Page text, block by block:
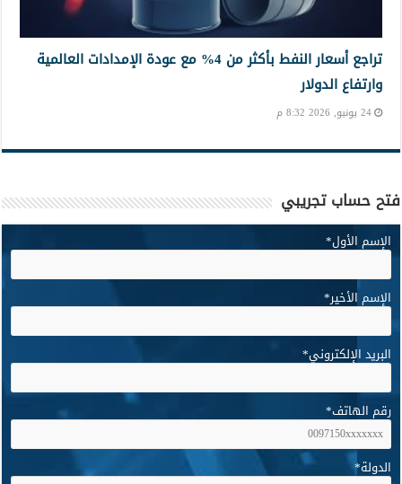
تراجع أسعار النفط بأكثر من 4% مع عودة الإمدادات العالمية
وارتفاع الدولار
24 يونيو, 2026 8:32 م
فتح حساب تجريبي
الإسم الأول*
الإسم الأخير*
البريد الإلكتروني*
رقم الهاتف*
الدولة*